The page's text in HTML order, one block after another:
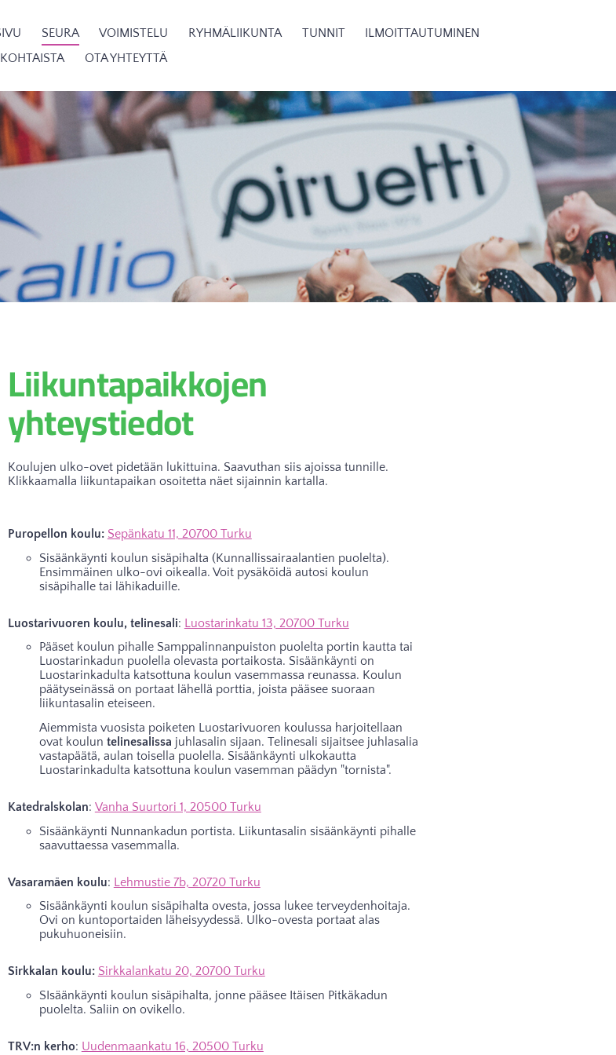
1908
SEURA VOIMISTELU RYHMÄLIIKUNTA TUNNIT
ILMOITTAUTUMINEN
OTA YHTEYTTÄ
Liikuntapaikkojen
yhteystiedot
Koulujen ulko-ovet pidetään lukittuina. Saavuthan siis ajoissa tunnille.
Klikkaamalla liikuntapaikan osoitetta näet sijainnin kartalla.
Puropellon koulu: Sepänkatu 11, 20700 Turku
Sisäänkäynti koulun sisäpihalta (Kunnallissairaalantien puolelta).
Ensimmäinen ulko-ovi oikealla. Voit pysäköidä autosi koulun
sisäpihalle tai lähikaduille.
Luostarivuoren koulu, telinesali: Luostarinkatu 13, 20700 Turku
Pääset koulun pihalle Samppalinnanpuiston puolelta portin kautta tai
Luostarinkadun puolella olevasta portaikosta. Sisäänkäynti on
Luostarinkadulta katsottuna koulun vasemmassa reunassa. Koulun
päätyseinässä on portaat lähellä porttia, joista pääsee suoraan
liikuntasalin eteiseen.
Aiemmista vuosista poiketen Luostarivuoren koulussa harjoitellaan
ovat koulun telinesalissa juhlasalin sijaan. Telinesali sijaitsee juhlasalia
vastapäätä, aulan toisella puolella. Sisäänkäynti ulkokautta
Luostarinkadulta katsottuna koulun vasemman päädyn "tornista".
Katedralskolan: Vanha Suurtori 1, 20500 Turku
Sisäänkäynti Nunnankadun portista. Liikuntasalin sisäänkäynti pihalle
saavuttaessa vasemmalla.
Vasaramäen koulu: Lehmustie 7b, 20720 Turku
Sisäänkäynti koulun sisäpihalta ovesta, jossa lukee terveydenhoitaja.
Ovi on kuntoportaiden läheisyydessä. Ulko-ovesta portaat alas
pukuhuoneisiin.
Sirkkalan koulu: Sirkkalankatu 20, 20700 Turku
SIsäänkäynti koulun sisäpihalta, jonne pääsee Itäisen Pitkäkadun
puolelta. Saliin on ovikello.
TRV:n kerho: Uudenmaankatu 16, 20500 Turku